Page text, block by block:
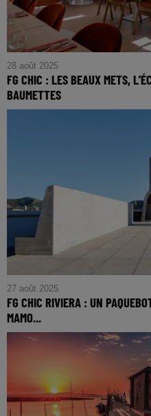
28 août 2025
FG CHIC : LES BEAUX METS,
BAUMETTES
FG CHIC : Les Beaux Mets,
27 août 2025
FG CHIC RIVIERA : UN
MAMO...
FG CHIC RIVIERA : Un
MAMO s'amarre sur la Cité